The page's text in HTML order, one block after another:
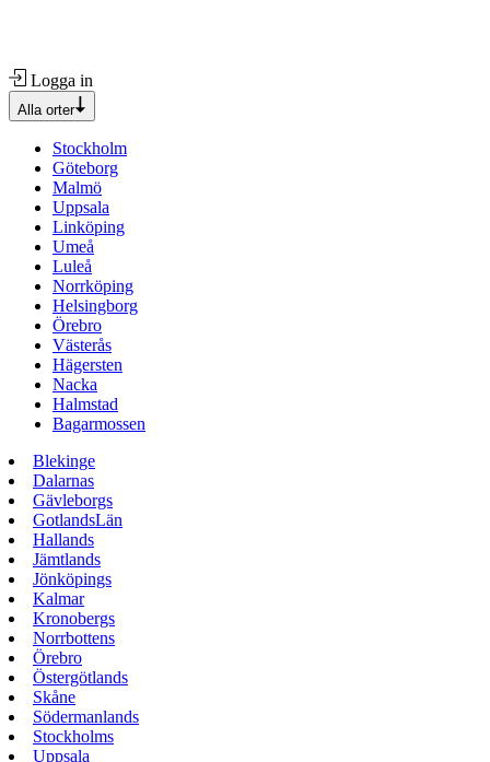
Logga in
Alla orter
Stockholm
Göteborg
Malmö
Uppsala
Linköping
Umeå
Luleå
Norrköping
Helsingborg
Örebro
Västerås
Hägersten
Nacka
Halmstad
Bagarmossen
Blekinge
Dalarnas
Gävleborgs
GotlandsLän
Hallands
Jämtlands
Jönköpings
Kalmar
Kronobergs
Norrbottens
Örebro
Östergötlands
Skåne
Södermanlands
Stockholms
Uppsala